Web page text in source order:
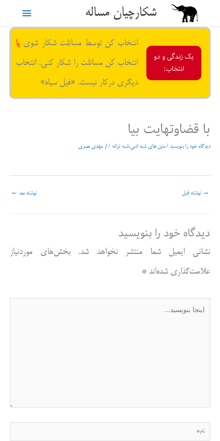
محتوا
شکارچیان مساله
فهرست
یک زندگی و دو
انتخاب:
انتخاب کن توسط مسائلت شکار شوی یا
انتخاب کن مسائلت را شکار کنی. انتخاب
دیگری درکار نیست. «فیل سیاه»
با قضاوتهایت بیا
دیدگاه‌ خود را بنویسید /متن های شبه ادبی،شبه ترانه / از مهدی نصری
→ نوشته قبل نوشته بعد ←
دیدگاه‌ خود را بنویسید
نشانی ایمیل شما منتشر نخواهد شد.
بخش‌های موردنیاز
علامت‌گذاری شده‌اند*
نام*